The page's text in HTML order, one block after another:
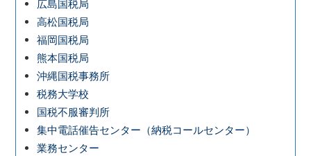
広島国税局
高松国税局
福岡国税局
熊本国税局
沖縄国税事務所
税務大学校
国税不服審判所
集中電話催告センター（納税コールセンター）
業務センター